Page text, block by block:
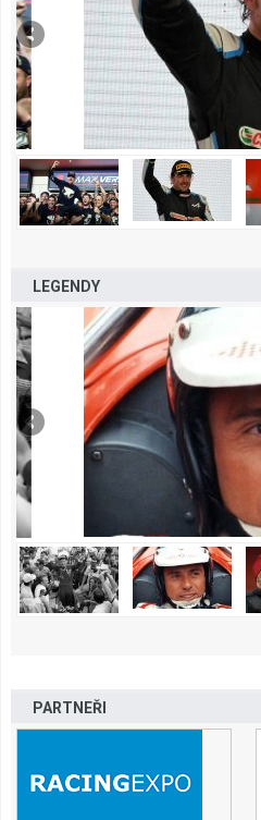
LEGENDY
PARTNEŘI